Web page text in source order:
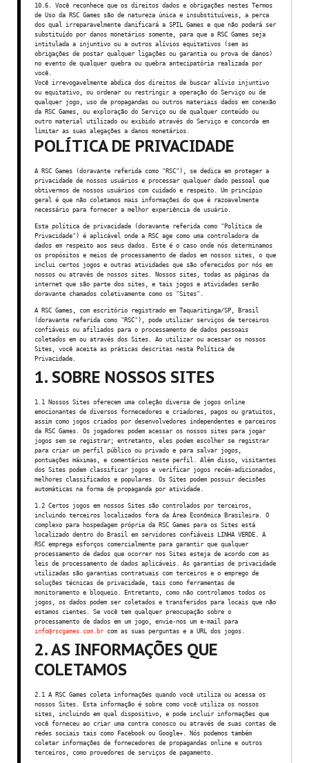
10.6. Você reconhece que os direitos dados e obrigações nestes Termos
de Uso da RSC Games são de natureza única e insubstituíveis, a perca
dos qual irreparavelmente danificará a SPIL Games e que não poderá ser
substituído por danos monetários somente, para que a RSC Games seja
intitulada a injuntivo ou a outros alívios equitativos (sem as
obrigações de postar qualquer ligações ou garantia ou prova de danos)
no evento de qualquer quebra ou quebra antecipatória realizada por
você.
Você irrevogavelmente abdica dos direitos de buscar alívio injuntivo
ou equitativo, ou ordenar ou restringir a operação do Serviço ou de
qualquer jogo, uso de propagandas ou outros materiais dados em conexão
da RSC Games, ou exploração do Serviço ou de qualquer conteúdo ou
outro material utilizado ou exibido através do Serviço e concorda em
limitar as suas alegações a danos monetários.
POLÍTICA DE PRIVACIDADE
A RSC Games (doravante referida como "RSC"), se dedica em proteger a
privacidade de nossos usuários e processar qualquer dado pessoal que
obtivermos de nossos usuários com cuidado e respeito. Um princípio
geral é que não coletamos mais informações do que é razoavelmente
necessário para fornecer a melhor experiência de usuário.
Esta política de privacidade (doravante referida como "Política de
Privacidade") é aplicável onde a RSC age como uma controladora de
dados em respeito aos seus dados. Este é o caso onde nós determinamos
os propósitos e meios de processamento de dados em nossos sites, o que
inclui certos jogos e outras atividades que são oferecidos por nós em
nossos ou através de nossos sites. Nossos sites, todas as páginas da
internet que são parte dos sites, e tais jogos e atividades serão
doravante chamados coletivamente como os "Sites".
A RSC Games, com escritório registrado em Taquaritinga/SP, Brasil
(doravante referida como "RSC"), pode utilizar serviços de terceiros
confiáveis ou afiliados para o processamento de dados pessoais
coletados em ou através dos Sites. Ao utilizar ou acessar os nossos
Sites, você aceita as práticas descritas nesta Política de
Privacidade.
1. SOBRE NOSSOS SITES
1.1 Nossos Sites oferecem uma coleção diversa de jogos online
emocionantes de diversos fornecedores e criadores, pagos ou gratuitos,
assim como jogos criados por desenvolvedores independentes e parceiros
da RSC Games. Os jogadores podem acessar os nossos sites para jogar
jogos sem se registrar; entretanto, eles podem escolher se registrar
para criar um perfil público ou privado e para salvar jogos,
pontuações máximas, e comentários neste perfil. Além disso, visitantes
dos Sites podem classificar jogos e verificar jogos recém-adicionados,
melhores classificados e populares. Os Sites podem possuir decisões
automáticas na forma de propaganda por atividade.
1.2 Certos jogos em nossos Sites são controlados por terceiros,
incluindo terceiros localizados fora da Área Econômica Brasileira. O
complexo para hospedagem própria da RSC Games para os Sites está
localizado dentro do Brasil em servidores confiáveis LINHA VERDE. A
RSC emprega esforços comercialmente para garantir que qualquer
processamento de dados que ocorrer nos Sites esteja de acordo com as
leis de processamento de dados aplicáveis. As garantias de privacidade
utilizadas são garantias contratuais com terceiros e o emprego de
soluções técnicas de privacidade, tais como ferramentas de
monitoramento e bloqueio. Entretanto, como não controlamos todos os
jogos, os dados podem ser coletados e transferidos para locais que não
estamos cientes. Se você tem qualquer preocupação sobre o
processamento de dados em um jogo, envie-nos um e-mail para
info@rscgames.com.br com as suas perguntas e a URL dos jogos.
2. AS INFORMAÇÕES QUE
COLETAMOS
2.1 A RSC Games coleta informações quando você utiliza ou acessa os
nossos Sites. Esta informação é sobre como você utiliza os nossos
sites, incluindo em qual dispositivo, e pode incluir informações que
você forneceu ao criar uma contra conosco ou através de suas contas de
redes sociais tais como Facebook ou Google+. Nós podemos também
coletar informações de fornecedores de propagandas online e outros
terceiros, como provedores de serviços de pagamento.